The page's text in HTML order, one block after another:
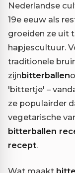
Nederlandse
19e eeuw als
groeiden ze uit
hapjescultuur.
traditionele
zijnbitterballen
'bittertje' –
ze populairder
vegetarische
bitterballen
recept.